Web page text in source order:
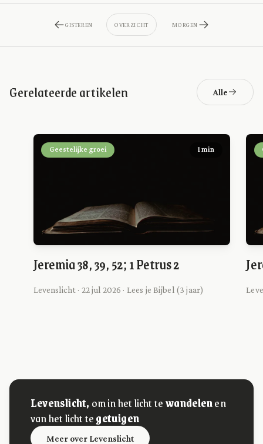
GISTEREN OVERZICHT MORGEN
Gerelateerde artikelen Alle
Geestelijke groei 1 min
Jeremia 38, 39, 52; 1 Petrus 2
Levenslicht · 22 jul 2026 · Lees je Bijbel (3 jaar)
Levenslicht, om in het licht tewandelenen
van het licht tegetuigen
Meer over Levenslicht